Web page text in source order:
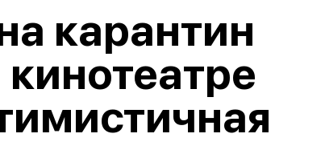
карантин